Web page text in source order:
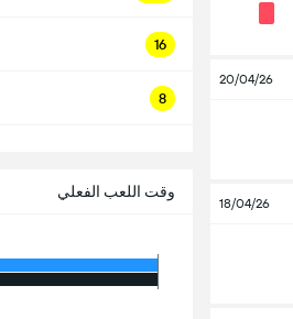
20/04/26
18/04/26
16
8
وقت اللعب الفعلي